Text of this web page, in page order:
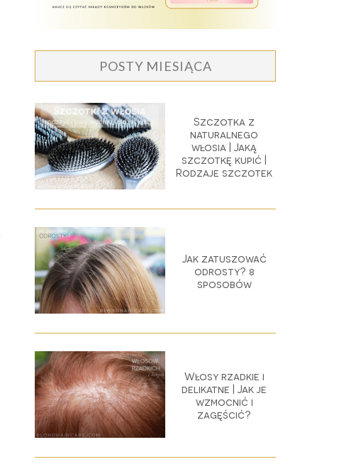
POSTY MIESIĄCA
Szczotka z
naturalnego
włosia | Jaką
szczotkę kupić |
Rodzaje szczotek
Jak zatuszować
odrosty? 8
sposobów
Włosy rzadkie i
delikatne | Jak je
wzmocnić i
zagęścić?